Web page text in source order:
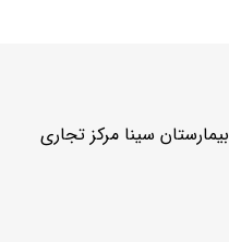
سینا مرکز تجاری